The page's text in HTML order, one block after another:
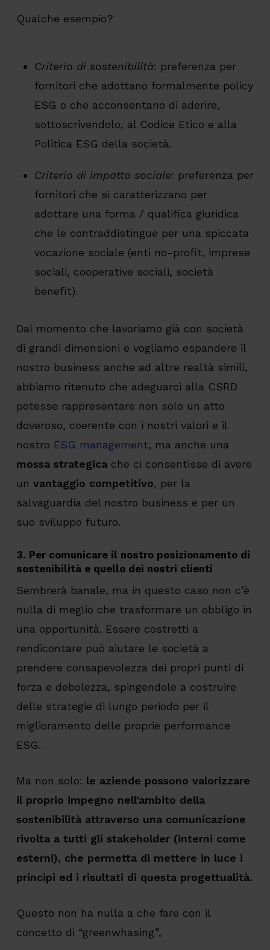
Qualche esempio?
Criterio di sostenibilità: preferenza per
fornitori che adottano formalmente policy
ESG o che acconsentano di aderire,
sottoscrivendolo, al Codice Etico e alla
Politica ESG della società.
Criterio di impatto sociale: preferenza per
fornitori che si caratterizzano per
adottare una forma / qualifica giuridica
che le contraddistingue per una spiccata
vocazione sociale (enti no-profit, imprese
sociali, cooperative sociali, società
benefit).
Dal momento che lavoriamo già con società
di grandi dimensioni e vogliamo espandere il
nostro business anche ad altre realtà simili,
abbiamo ritenuto che adeguarci alla CSRD
potesse rappresentare non solo un atto
doveroso, coerente con i nostri valori e il
nostro ESG management, ma anche una
mossa strategicache ci consentisse di avere
un vantaggio competitivo, per la
salvaguardia del nostro business e per un
suo sviluppo futuro.
3. Per comunicare il nostro posizionamento di
sostenibilità e quello dei nostri clienti
Sembrerà banale, ma in questo caso non c’è
nulla di meglio che trasformare un obbligo in
una opportunità. Essere costretti a
rendicontare può aiutare le società a
prendere consapevolezza dei propri punti di
forza e debolezza, spingendole a costruire
delle strategie di lungo periodo per il
miglioramento delle proprie performance
ESG.
Ma non solo: le aziende possono valorizzare
il proprio impegno nell’ambito della
sostenibilità attraverso una comunicazione
rivolta a tutti gli stakeholder (interni come
esterni), che permetta di mettere in luce i
principi ed i risultati di questa progettualità.
Questo non ha nulla a che fare con il
concetto di “greenwhasing”,